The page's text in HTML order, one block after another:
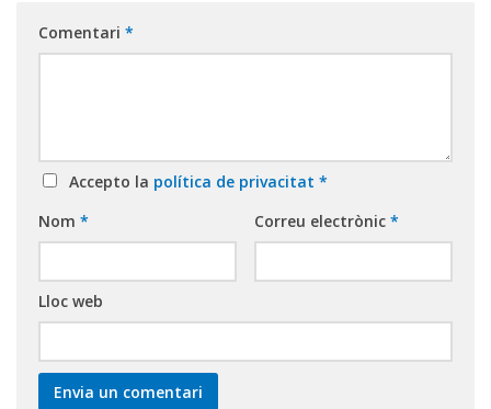
Comentari *
Accepto la política de privacitat *
Nom * Correu electrònic *
Lloc web